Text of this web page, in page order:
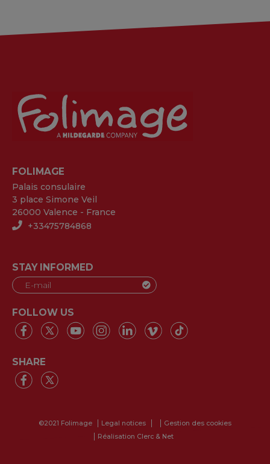
FOLIMAGE
Palais consulaire
3 place Simone Veil
26000 Valence - France
+33475784868
STAY INFORMED
FOLLOW US
SHARE
©2021 Folimage Legal notices
Gestion des cookies
Réalisation Clerc & Net